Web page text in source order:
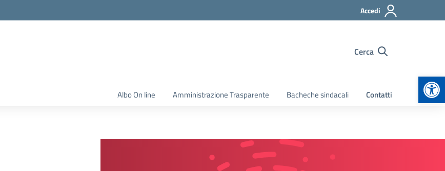
Accedi
Cerca
Albo On line Amministrazione Trasparente Bacheche sindacali Contatti